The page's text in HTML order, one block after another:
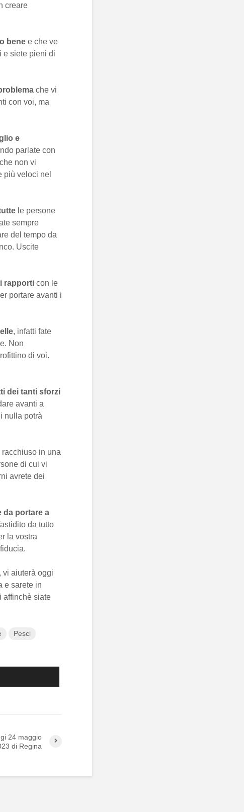
creare
bene e che ve
e siete pieni di
che vi
con voi, ma
e
parlate con
non vi
più veloci nel
le persone
sempre
del tempo da
Uscite
rapporti con le
portare avanti i
, infatti fate
Non
di voi.
dei tanti sforzi
avanti a
nulla potrà
in una
di cui vi
avrete dei
da portare a
da tutto
la vostra
, vi aiuterà oggi
e sarete in
affinchè siate
Pesci
24 maggio
di Regina